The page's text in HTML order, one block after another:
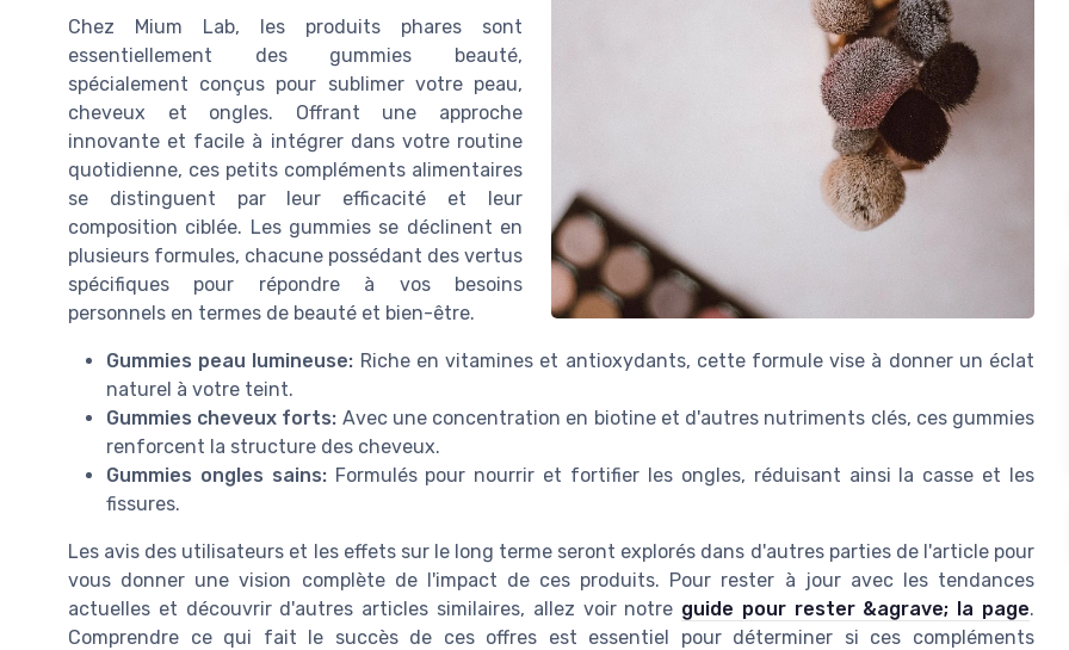
Chez Mium Lab, les produits phares sont
essentiellement des gummies beauté,
spécialement conçus pour sublimer votre peau,
cheveux et ongles. Offrant une approche
innovante et facile à intégrer dans votre routine
quotidienne, ces petits compléments alimentaires
se distinguent par leur efficacité et leur
composition ciblée. Les gummies se déclinent en
plusieurs formules, chacune possédant des vertus
spécifiques pour répondre à vos besoins
personnels en termes de beauté et bien-être.
Gummies peau lumineuse: Riche en vitamines et antioxydants, cette formule vise à donner un éclat
naturel à votre teint.
Gummies cheveux forts: Avec une concentration en biotine et d'autres nutriments clés, ces gummies
renforcent la structure des cheveux.
Gummies ongles sains:Formulés pour nourrir et fortifier les ongles, réduisant ainsi la casse et les
fissures.
Les avis des utilisateurs et les effets sur le long terme seront explorés dans d'autres parties de l'article pour
vous donner une vision complète de l'impact de ces produits. Pour rester à jour avec les tendances
actuelles et découvrir d'autres articles similaires, allez voir notre guide pour rester &agrave; la page.
Comprendre ce qui fait le succès de ces offres est essentiel pour déterminer si ces compléments